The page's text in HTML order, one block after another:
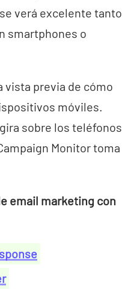
verá excelente tanto
smartphones o
vista previa de cómo
móviles.
sobre los teléfonos
Monitor toma
email marketing con